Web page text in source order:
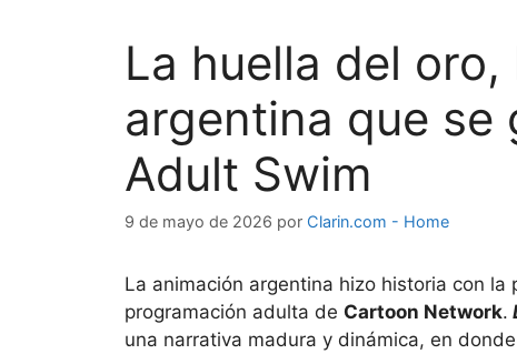
La huella del
argentina que se
Adult Swim
9 de mayo de 2026 por Clarin.com - Home
La animación argentina hizo historia con
programación adulta de Cartoon Network.
una narrativa madura y dinámica, en